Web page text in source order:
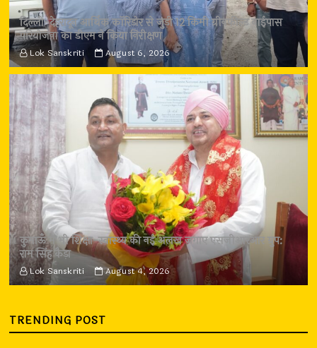
दिल्ली-देहरादून आर्थिक कॉरिडोर से जुड़ी 12 किमी ग्रीनफील्ड बाईपास
परियोजना का डीएम ने किया निरीक्षण
Lok Sanskriti August 6, 2026
कुमाऊँ में भी शिक्षा-स्वास्थ्य की नई अलख जगाए एसजीआरआर ग्रुप:
राम सिंह कैड़ा
Lok Sanskriti August 4, 2026
TRENDING POST